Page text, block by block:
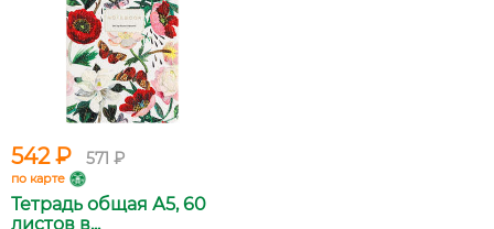
542 ₽ 571 ₽
по карте
Тетрадь общая А5, 60
листов в...